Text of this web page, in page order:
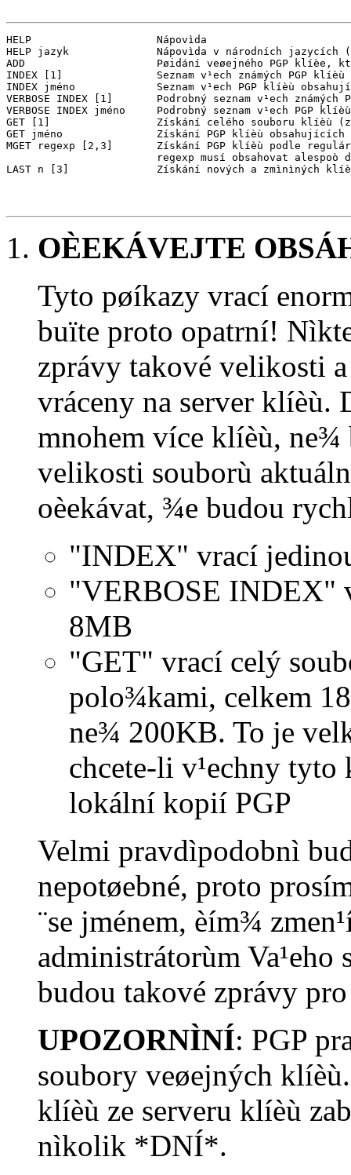
HELP                    Nápovìda
HELP jazyk              Nápovìda v národních jazycích
ADD                     Pøidání veøejného PGP klíèe,
INDEX [1]               Seznam v¹ech známých PGP
INDEX jméno             Seznam v¹ech PGP klíèù
VERBOSE INDEX [1]       Podrobný seznam v¹ech
VERBOSE INDEX jméno     Podrobný seznam v¹ech PGP
GET [1]                 Získání celého souboru klíèù
GET jméno               Získání PGP klíèù obsahujících
MGET regexp [2,3]       Získání PGP klíèù podle
regexp musí obsahovat alespoò
LAST n [3]              Získání nových a zmìnìných
OÈEKÁVEJTE
Tyto pøíkazy vrací
buïte proto opatrní!
zprávy takové velikosti
vráceny na server klíèù.
mnohem více klíèù, ne¾
velikosti souborù
oèekávat, ¾e budou
"INDEX" vrací
"VERBOSE INDEX"
8MB
"GET" vrací celý
polo¾kami, celkem
ne¾ 200KB. To je
chcete-li v¹echny tyto
lokální kopií PGP
Velmi pravdìpodobnì
nepotøebné, proto
¨se jménem, èím¾
administrátorùm
budou takové zprávy
UPOZORNÌNÍ: PGP
soubory veøejných
klíèù ze serveru klíèù
nìkolik *DNÍ*.